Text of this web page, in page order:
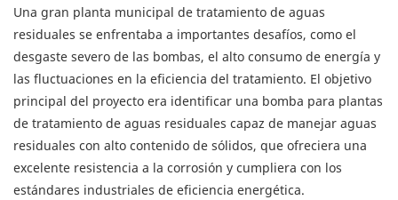
Una gran planta municipal de tratamiento de aguas
residuales se enfrentaba a importantes desafíos, como el
desgaste severo de las bombas, el alto consumo de energía y
las fluctuaciones en la eficiencia del tratamiento. El objetivo
principal del proyecto era identificar una bomba para plantas
de tratamiento de aguas residuales capaz de manejar aguas
residuales con alto contenido de sólidos, que ofreciera una
excelente resistencia a la corrosión y cumpliera con los
estándares industriales de eficiencia energética.